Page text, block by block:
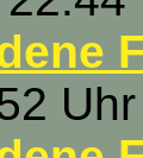
Uhr